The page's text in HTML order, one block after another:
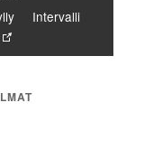
Intervalli